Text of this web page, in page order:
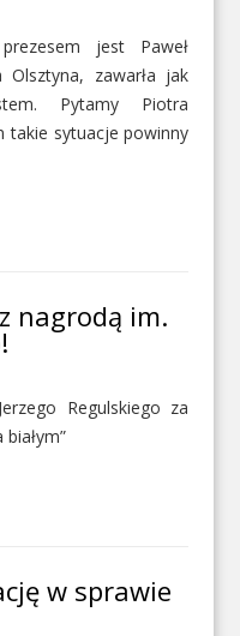
jest Paweł
zawarła jak
Pytamy Piotra
takie sytuacje powinny
nagrodą im.
Regulskiego za
w sprawie